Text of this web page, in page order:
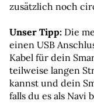
zusätzlich noch
Unser Tipp: Die
einen USB
Kabel für dein
teilweise langen
kannst und dein
falls du es als Navi